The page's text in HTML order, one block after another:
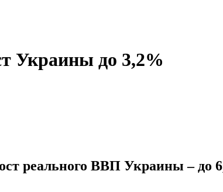
Украины до 3,2%
реального ВВП Украины – до